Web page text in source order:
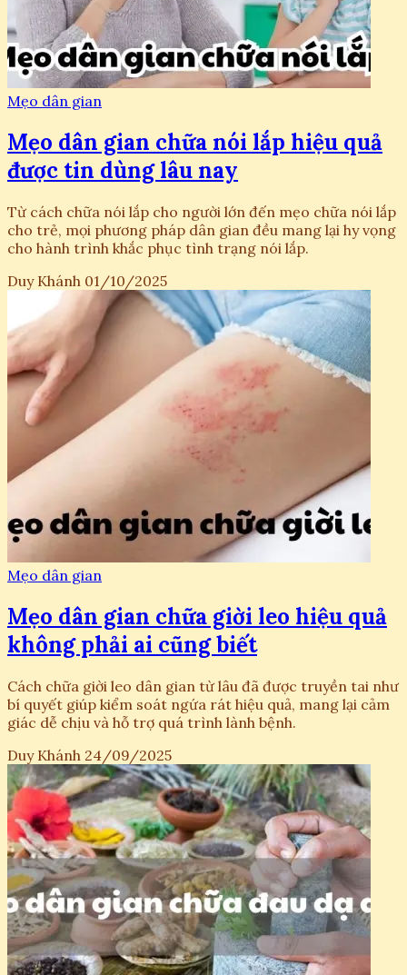
Mẹo dân gian
Mẹo dân gian chữa nói lắp hiệu quả
được tin dùng lâu nay
Từ cách chữa nói lắp cho người lớn đến mẹo chữa nói lắp
cho trẻ, mọi phương pháp dân gian đều mang lại hy vọng
cho hành trình khắc phục tình trạng nói lắp.
Duy Khánh 01/10/2025
Mẹo dân gian
Mẹo dân gian chữa giời leo hiệu quả
không phải ai cũng biết
Cách chữa giời leo dân gian từ lâu đã được truyền tai như
bí quyết giúp kiểm soát ngứa rát hiệu quả, mang lại cảm
giác dễ chịu và hỗ trợ quá trình lành bệnh.
Duy Khánh 24/09/2025